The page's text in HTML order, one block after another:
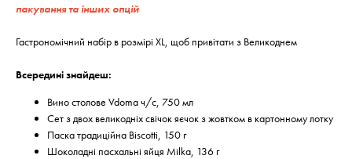
пакування та інших опцій
Гастрономічний набір в розмірі XL, щоб привітати з Великоднем
Всередині знайдеш:
Вино столове Vdoma ч/с, 750 мл
Сет з двох великодніх свічок яєчок з жовтком в картонному лотку
Паска традиційна Biscotti, 150 г
Шоколадні пасхальні яйця Milka, 136 г